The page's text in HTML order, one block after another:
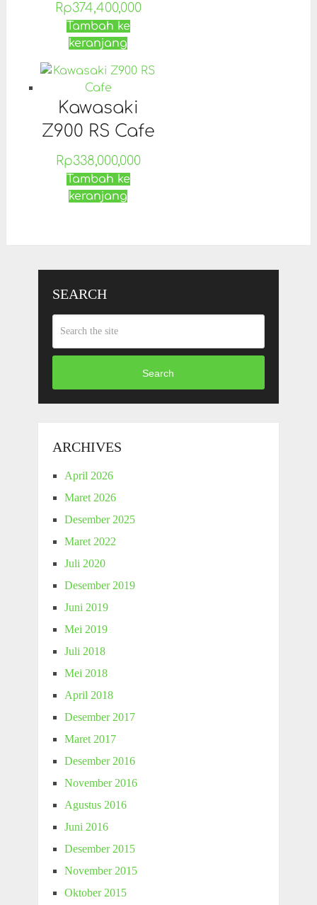
Rp374,400,000
Tambah ke
keranjang
Kawasaki
Z900 RS Cafe
Rp338,000,000
Tambah ke
keranjang
SEARCH
Search
ARCHIVES
April 2026
Maret 2026
Desember 2025
Maret 2022
Juli 2020
Desember 2019
Juni 2019
Mei 2019
Juli 2018
Mei 2018
April 2018
Desember 2017
Maret 2017
Desember 2016
November 2016
Agustus 2016
Juni 2016
Desember 2015
November 2015
Oktober 2015